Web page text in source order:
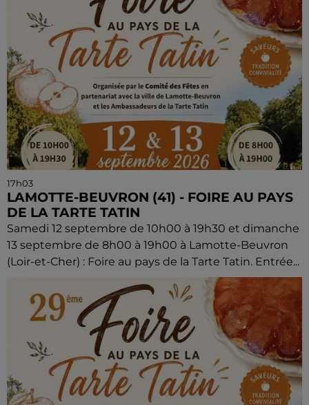
17h03
LAMOTTE-BEUVRON (41) - FOIRE AU PAYS
DE LA TARTE TATIN
Samedi 12 septembre de 10h00 à 19h30 et dimanche
13 septembre de 8h00 à 19h00 à Lamotte-Beuvron
(Loir-et-Cher) : Foire au pays de la Tarte Tatin. Entrée...